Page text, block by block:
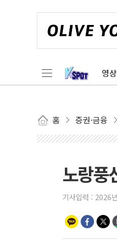
영상
홈 증권·금융
노랑풍
기사입력 : 2026